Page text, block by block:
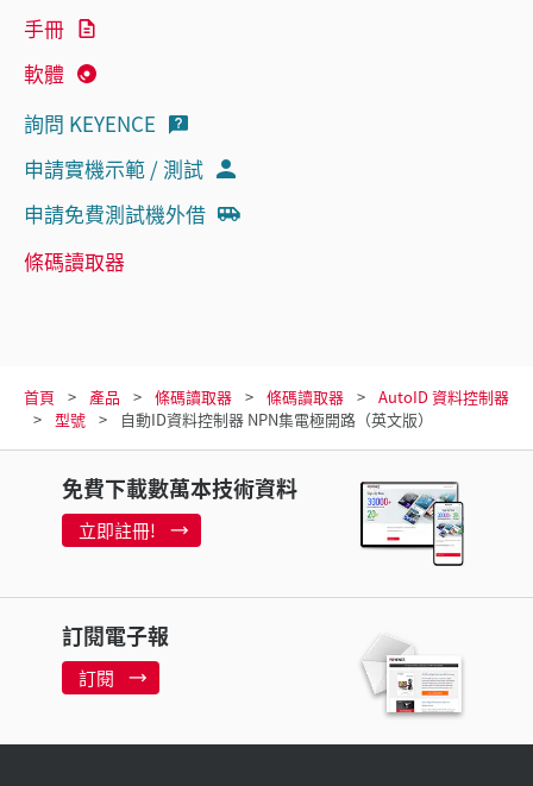
手冊
軟體
詢問 KEYENCE
申請實機示範 / 測試
申請免費測試機外借
條碼讀取器
首頁 產品 條碼讀取器 條碼讀取器
AutoID 資料控制器
型號
自動ID資料控制器 NPN集電極開路（英文版）
免費下載數萬本技術資料
立即註冊!
訂閱電子報
訂閱